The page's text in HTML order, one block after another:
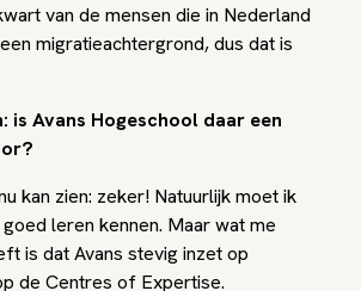
van de mensen die in Nederland
migratieachtergrond, dus dat is
is Avans Hogeschool daar een
kan zien: zeker! Natuurlijk moet ik
leren kennen. Maar wat me
is dat Avans stevig inzet op
de Centres of Expertise.